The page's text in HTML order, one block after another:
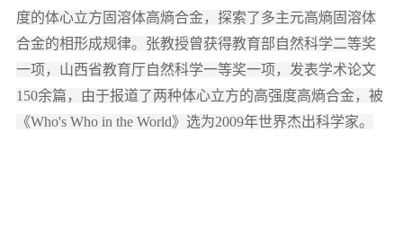
度的体心立方固溶体高熵合金，探索了多主元高熵固溶体
合金的相形成规律。张教授曾获得教育部自然科学二等奖
一项，山西省教育厅自然科学一等奖一项，发表学术论文
150余篇，由于报道了两种体心立方的高强度高熵合金，被
《Who's Who in the World》选为2009年世界杰出科学家。